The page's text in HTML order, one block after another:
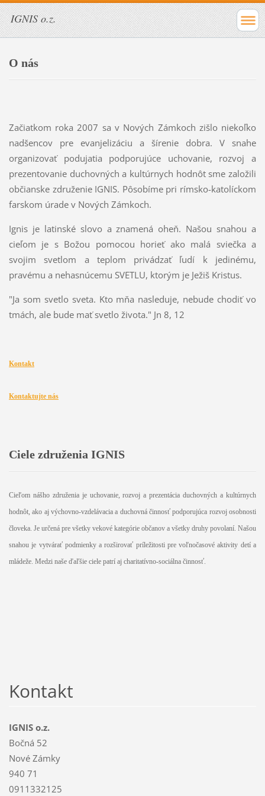
IGNIS o.z.
O nás
Začiatkom roka 2007 sa v Nových Zámkoch zišlo niekoľko
nadšencov pre evanjelizáciu a šírenie dobra. V snahe
organizovať podujatia podporujúce uchovanie, rozvoj a
prezentovanie duchovných a kultúrnych hodnôt sme založili
občianske združenie IGNIS. Pôsobíme pri rímsko-katolíckom
farskom úrade v Nových Zámkoch.
Ignis je latinské slovo a znamená oheň. Našou snahou a
cieľom je s Božou pomocou horieť ako malá sviečka a
svojim svetlom a teplom privádzať ľudí k jedinému,
pravému a nehasnúcemu SVETLU, ktorým je Ježiš Kristus.
"Ja som svetlo sveta. Kto mňa nasleduje, nebude chodiť vo
tmách, ale bude mať svetlo života." Jn 8, 12
Kontakt
Kontaktujte nás
Ciele združenia IGNIS
Cieľom nášho združenia je uchovanie, rozvoj a prezentácia duchovných a kultúrnych
hodnôt, ako aj výchovno-vzdelávacia a duchovná činnosť podporujúca rozvoj osobnosti
človeka. Je určená pre všetky vekové kategórie občanov a všetky druhy povolaní. Našou
snahou je vytvárať podmienky a rozširovať príležitosti pre voľnočasové aktivity detí a
mládeže. Medzi naše ďaľšie ciele patrí aj charitatívno-sociálna činnosť.
Kontakt
IGNIS o.z.
Bočná 52
Nové Zámky
940 71
0911332125